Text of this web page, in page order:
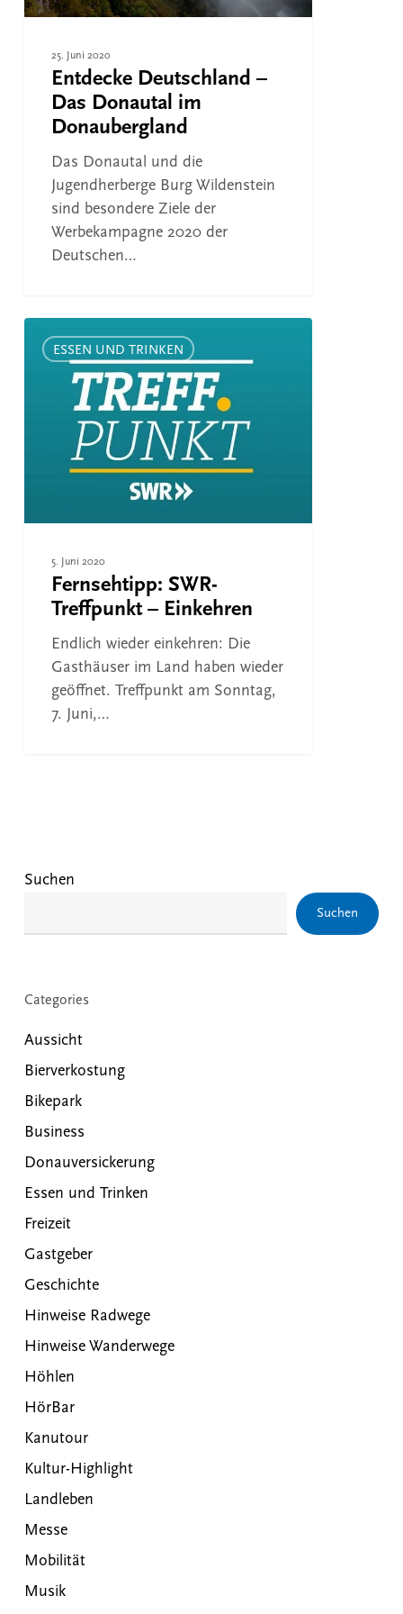
25. Juni 2020
Entdecke Deutschland –
Das Donautal im
Donaubergland
Das Donautal und die
Jugendherberge Burg Wildenstein
sind besondere Ziele der
Werbekampagne 2020 der
Deutschen…
SWR-
Treffpunkt
Einkehren
ESSEN UND TRINKEN
5. Juni 2020
Fernsehtipp: SWR-
Treffpunkt – Einkehren
Endlich wieder einkehren: Die
Gasthäuser im Land haben wieder
geöffnet. Treffpunkt am Sonntag,
7. Juni,…
Suchen
Suchen
Categories
Aussicht
Bierverkostung
Bikepark
Business
Donauversickerung
Essen und Trinken
Freizeit
Gastgeber
Geschichte
Hinweise Radwege
Hinweise Wanderwege
Höhlen
HörBar
Kanutour
Kultur-Highlight
Landleben
Messe
Mobilität
Musik